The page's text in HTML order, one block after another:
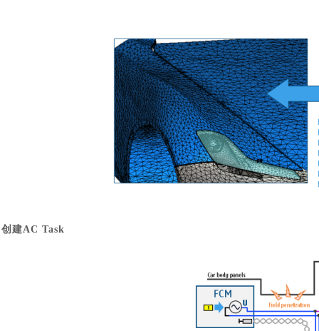
创建AC Task